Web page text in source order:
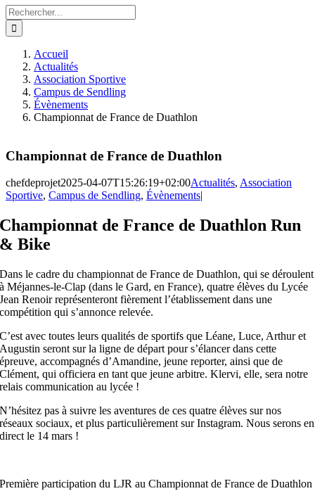
Rechercher:
Accueil
Actualités
Association Sportive
Campus de Sendling
Évènements
Championnat de France de Duathlon
Championnat de France de Duathlon
chefdeprojet2025-04-07T15:26:19+02:00Actualités, Association
Sportive, Campus de Sendling, Évènements|
Championnat de France de Duathlon Run
& Bike
Dans le cadre du championnat de France de Duathlon, qui se déroulent
à Méjannes-le-Clap (dans le Gard, en France), quatre élèves du Lycée
Jean Renoir représenteront fièrement l’établissement dans une
compétition qui s’annonce relevée.
C’est avec toutes leurs qualités de sportifs que Léane, Luce, Arthur et
Augustin seront sur la ligne de départ pour s’élancer dans cette
épreuve, accompagnés d’Amandine, jeune reporter, ainsi que de
Clément, qui officiera en tant que jeune arbitre. Klervi, elle, sera notre
relais communication au lycée !
N’hésitez pas à suivre les aventures de ces quatre élèves sur nos
réseaux sociaux, et plus particulièrement sur Instagram. Nous serons en
direct le 14 mars !
Première participation du LJR au Championnat de France de Duathlon